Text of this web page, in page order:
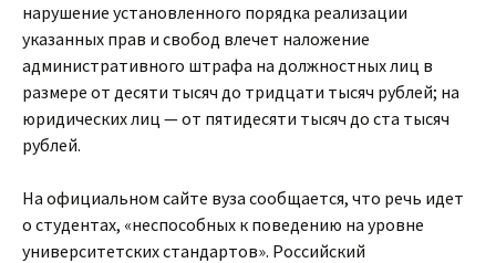
нарушение установленного порядка реализации
указанных прав и свобод влечет наложение
административного штрафа на должностных лиц в
размере от десяти тысяч до тридцати тысяч рублей; на
юридических лиц — от пятидесяти тысяч до ста тысяч
рублей.
На официальном сайте вуза сообщается, что речь идет
о студентах, «неспособных к поведению на уровне
университетских стандартов». Российский